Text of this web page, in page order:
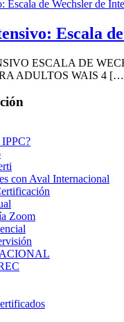
Escala
ESCALA DE
ADULTOS WAIS 4
IPPC?
con Aval Internacional
Zoom